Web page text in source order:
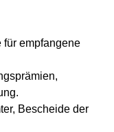
empfangene
Bescheide der